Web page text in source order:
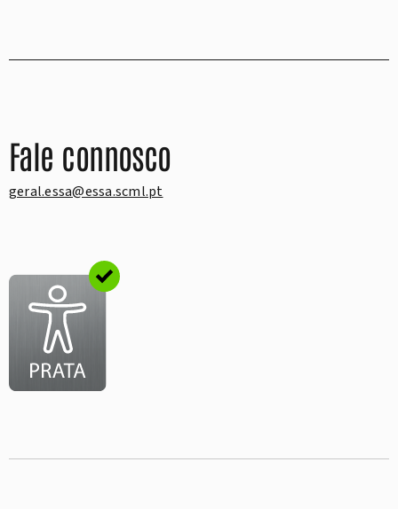
Fale connosco
geral.essa@essa.scml.pt